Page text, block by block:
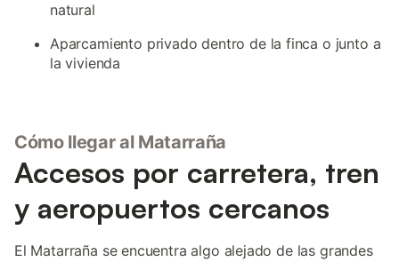
natural
Aparcamiento privado dentro de la finca o junto a
la vivienda
Cómo llegar al Matarraña
Accesos por carretera, tren
y aeropuertos cercanos
El Matarraña se encuentra algo alejado de las grandes